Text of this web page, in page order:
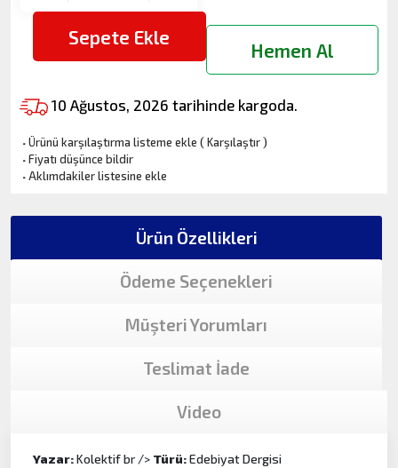
Sepete Ekle
Hemen Al
10 Ağustos, 2026 tarihinde kargoda.
·Ürünü karşılaştırma listeme ekle (Karşılaştır)
·Fiyatı düşünce bildir
·Aklımdakiler listesine ekle
Ürün Özellikleri
Ödeme Seçenekleri
Müşteri Yorumları
Teslimat İade
Video
Yazar:Kolektif br /> Türü:Edebiyat Dergisi